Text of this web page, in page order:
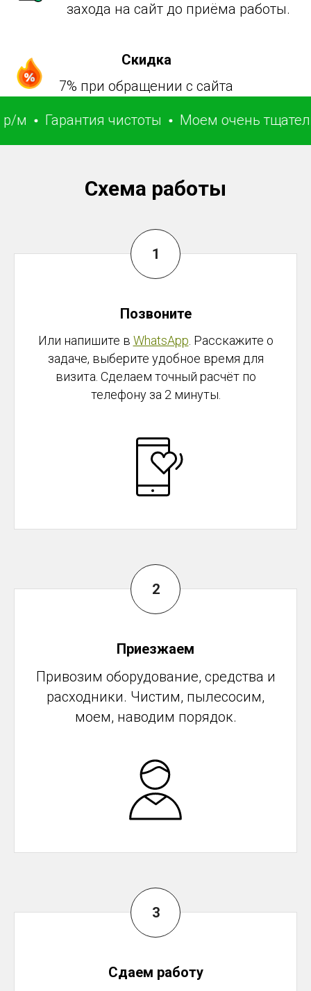
захода на сайт до приёма работы.
Скидка
7% при обращении с сайта
Гарантия чистоты Моем очень тщательно
Схема работы
Позвоните
Или напишите в WhatsApp . Расскажите о
задаче, выберите удобное время для
визита. Сделаем точный расчёт по
телефону за 2 минуты.
Приезжаем
Привозим оборудование, средства и
расходники. Чистим, пылесосим,
моем, наводим порядок.
Сдаем работу